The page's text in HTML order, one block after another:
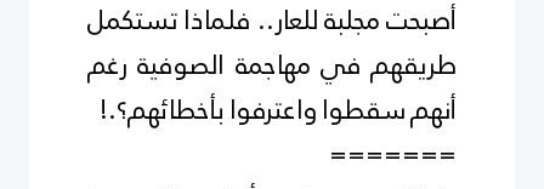
أصبحت مجلبة للعار.. فلماذا تستكمل
طريقهم في مهاجمة الصوفية رغم
أنهم سقطوا واعترفوا بأخطائهم؟!.
=======